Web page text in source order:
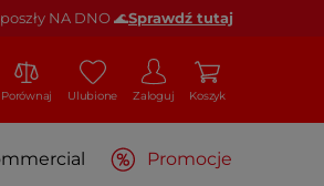
NA DNO 🌊Sprawdź tutaj
Porównaj Ulubione Zaloguj Koszyk
Promocje